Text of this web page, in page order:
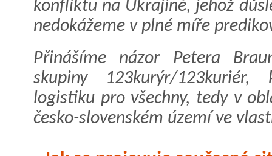
konfliktu na Ukrajině, jehož
nedokážeme v plné míře
Přinášíme názor Petera
skupiny 123kurýr/
logistiku pro všechny, tedy v
česko-slovenském území ve